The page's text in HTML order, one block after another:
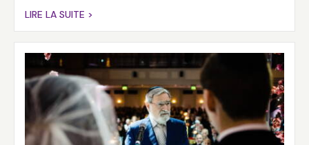
LIRE LA SUITE >